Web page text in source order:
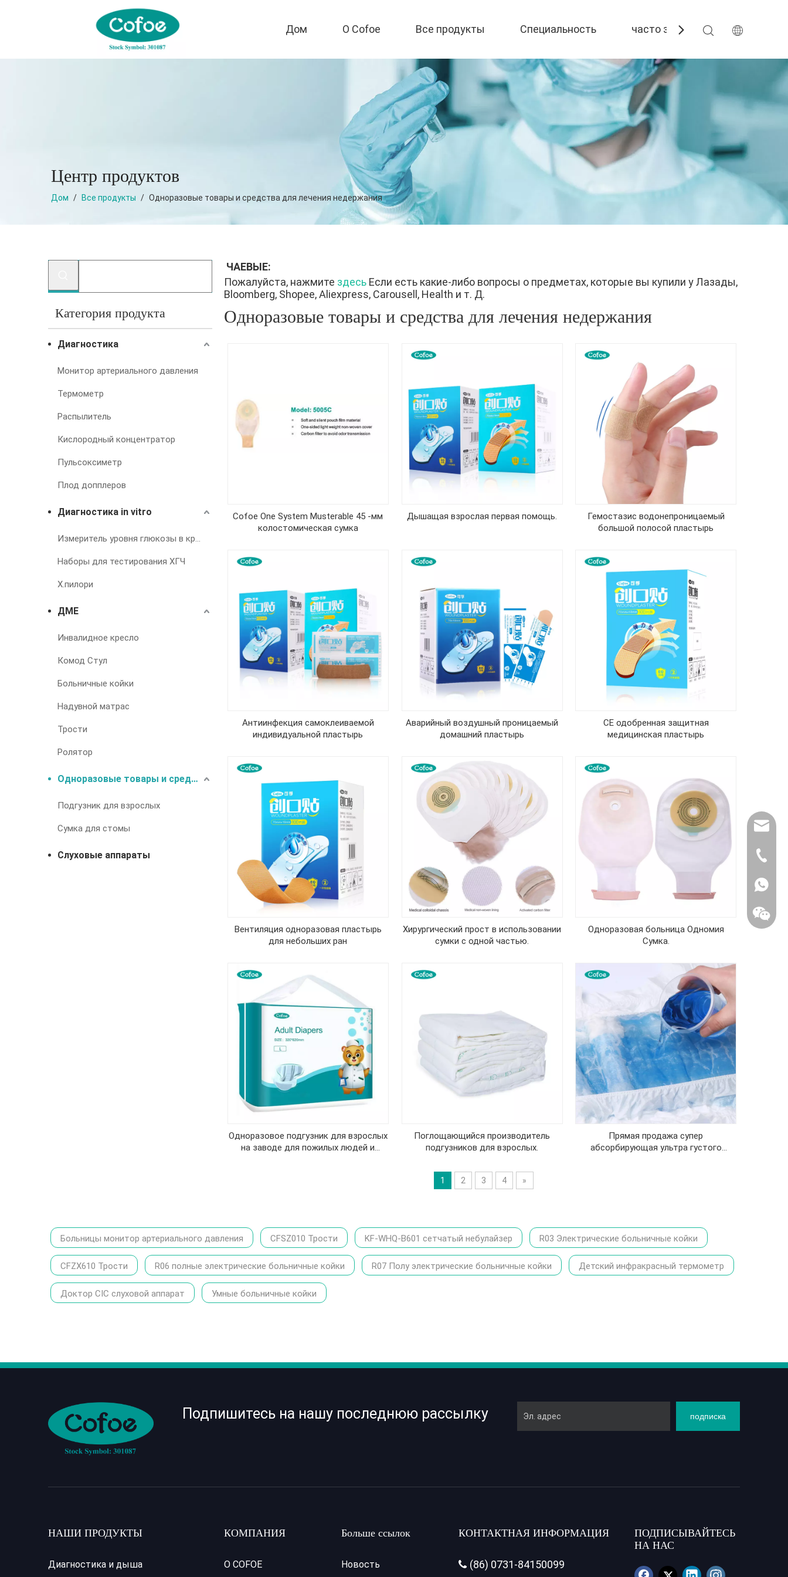
Дом О Cofoe Все продукты Специальность часто задаваемые вопросы
Центр продуктов
Дом / Все продукты / Одноразовые товары и средства для лечения недержания
Категория продукта
Диагностика
Монитор артериального давления
Термометр
Распылитель
Кислородный концентратор
Пульсоксиметр
Плод допплеров
Диагностика in vitro
Измеритель уровня глюкозы в крови
Наборы для тестирования ХГЧ
Х.пилори
ДМЕ
Инвалидное кресло
Комод Стул
Больничные койки
Надувной матрас
Трости
Ролятор
Одноразовые товары и средства для лечения недержания
Подгузник для взрослых
Сумка для стомы
Слуховые аппараты
ЧАЕВЫЕ:
Пожалуйста, нажмите здесь Если есть какие-либо вопросы о предметах, которые вы купили у Лазады,
Bloomberg, Shopee, Aliexpress, Carousell, Health и т. Д.
Одноразовые товары и средства для лечения недержания
Cofoe One System Musterable 45 -мм
колостомическая сумка
Дышащая взрослая первая помощь.
Гемостазис водонепроницаемый
большой полосой пластырь
Антиинфекция самоклеиваемой
индивидуальной пластырь
Аварийный воздушный проницаемый
домашний пластырь
CE одобренная защитная
медицинская пластырь
Вентиляция одноразовая пластырь
для небольших ран
Хирургический прост в использовании
сумки с одной частью.
Одноразовая больница Одномия
Сумка.
Одноразовое подгузник для взрослых
на заводе для пожилых людей и
Поглощающийся производитель
подгузников для взрослых.
Прямая продажа супер
абсорбирующая ультра густого
1 2 3 4 »
Больницы монитор артериального давления CFSZ010 Трости KF-WHQ-B601 сетчатый небулайзер R03 Электрические больничные койки
CFZX610 Трости R06 полные электрические больничные койки R07 Полу электрические больничные койки Детский инфракрасный термометр
Доктор CIC слуховой аппарат Умные больничные койки
Подпишитесь на нашу последнюю рассылку подписка
НАШИ ПРОДУКТЫ
Диагностика и дыша
КОМПАНИЯ
О COFOE
Больше ссылок
Новость
КОНТАКТНАЯ ИНФОРМАЦИЯ
 (86) 0731-84150099
ПОДПИСЫВАЙТЕСЬ
НА НАС
(86)
86-